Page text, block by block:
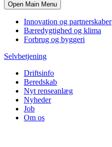
Open Main Menu
Innovation og partnerskaber
Bæredygtighed og klima
Forbrug og byggeri
Selvbetjening
Driftsinfo
Beredskab
Nyt renseanlæg
Nyheder
Job
Om os